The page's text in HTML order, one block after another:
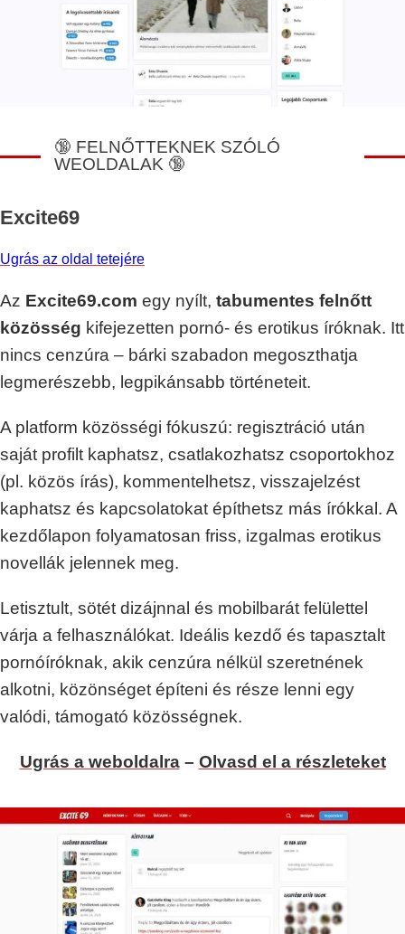
🔞 FELNŐTTEKNEK SZÓLÓ
WEOLDALAK 🔞
Excite69
Ugrás az oldal tetejére
Az Excite69.com egy nyílt, tabumentes felnőtt
közösség kifejezetten pornó- és erotikus íróknak. Itt
nincs cenzúra – bárki szabadon megoszthatja
legmerészebb, legpikánsabb történeteit.
A platform közösségi fókuszú: regisztráció után
saját profilt kaphatsz, csatlakozhatsz csoportokhoz
(pl. közös írás), kommentelhetsz, visszajelzést
kaphatsz és kapcsolatokat építhetsz más írókkal. A
kezdőlapon folyamatosan friss, izgalmas erotikus
novellák jelennek meg.
Letisztult, sötét dizájnnal és mobilbarát felülettel
várja a felhasználókat. Ideális kezdő és tapasztalt
pornóíróknak, akik cenzúra nélkül szeretnének
alkotni, közönséget építeni és része lenni egy
valódi, támogató közösségnek.
Ugrás a weboldalra– Olvasd el a részleteket